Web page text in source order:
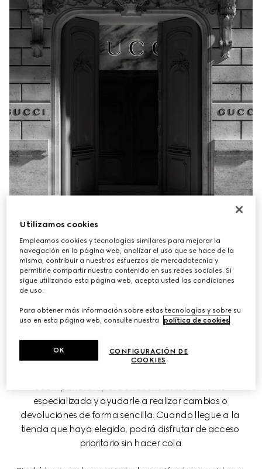
facilidad de comprar online con una experiencia
Elija cuándo y dónde recoger sus artículos en función de
especializado y ayudarle a realizar cambios o
devoluciones de forma sencilla. Cuando llegue a la
tienda que haya elegido, podrá disfrutar de acceso
prioritario sin hacer cola.
Utilizamos cookies
Empleamos cookies y tecnologías similares para mejorar la
navegación en la página web, analizar el uso que se hace de la
misma, contribuir a nuestros esfuerzos de mercadotecnia y
permitirle compartir nuestro contenido en sus redes sociales. Si
sigue utilizando esta página web, acepta usted las condiciones
de uso.
Para obtener más información sobre estas tecnologías y sobre su
uso en esta página web, consulte nuestra
política de cookies
CONFIGURACIÓN DE
COOKIES
OK